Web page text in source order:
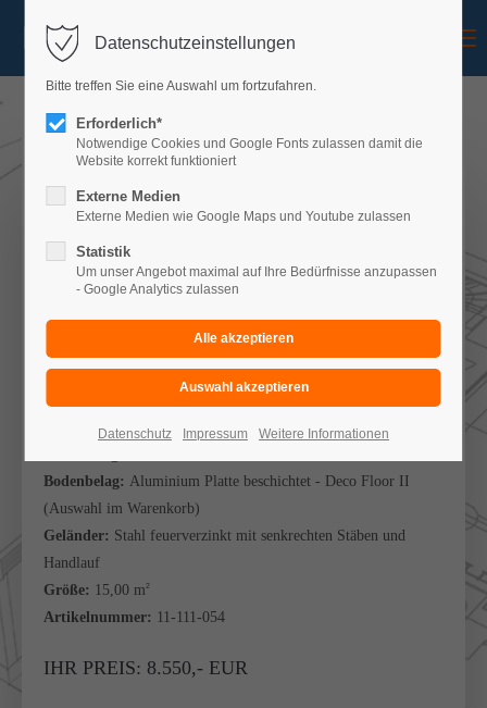
Balkon Konfigurator
IHRE AUSWAHL
Balkon:einstöckig
Wandbefestigung mit zwei Stützen
Treppe:ohne
Überdachung:
Stahlteile:feuerverzinkt
Bodenbelag: Aluminium Platte beschichtet - Deco Floor II
(Auswahl im Warenkorb)
Geländer: Stahl feuerverzinkt mit senkrechten Stäben und
Handlauf
Größe: 15,00 m2
Artikelnummer: 11-111-054
IHR PREIS: 8.550,- EUR
Datenschutzeinstellungen
Bitte treffen Sie eine Auswahl um fortzufahren.
Erforderlich*
Notwendige Cookies und Google Fonts zulassen damit die
Website korrekt funktioniert
Externe Medien
Externe Medien wie Google Maps und Youtube zulassen
Statistik
Um unser Angebot maximal auf Ihre Bedürfnisse anzupassen
- Google Analytics zulassen
Datenschutz Impressum Weitere Informationen